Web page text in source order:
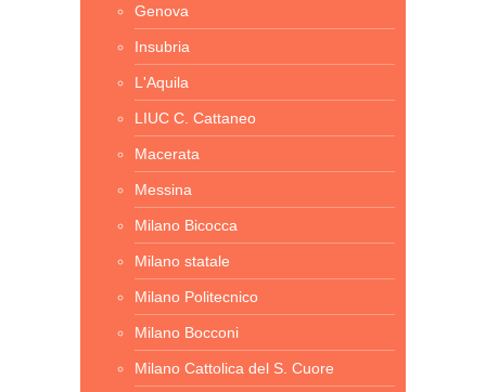
Genova
Insubria
L'Aquila
LIUC C. Cattaneo
Macerata
Messina
Milano Bicocca
Milano statale
Milano Politecnico
Milano Bocconi
Milano Cattolica del S. Cuore